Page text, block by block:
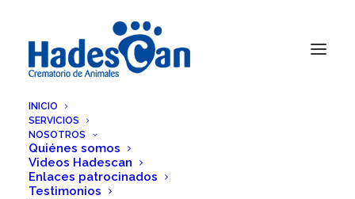
INICIO
SERVICIOS
NOSOTROS
Quiénes somos
Videos Hadescan
Enlaces patrocinados
Testimonios